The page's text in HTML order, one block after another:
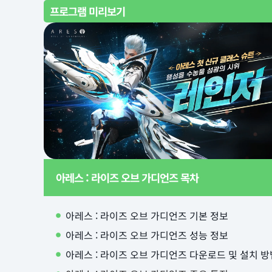
프로그램 미리보기
아레스 : 라이즈 오브 가디언즈 목차
아레스 : 라이즈 오브 가디언즈 기본 정보
아레스 : 라이즈 오브 가디언즈 성능 정보
아레스 : 라이즈 오브 가디언즈 다운로드 및 설치